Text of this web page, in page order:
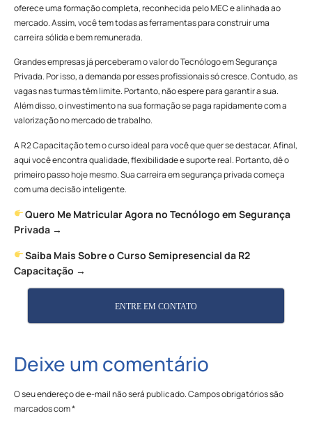
oferece uma formação completa, reconhecida pelo MEC e alinhada ao
mercado. Assim, você tem todas as ferramentas para construir uma
carreira sólida e bem remunerada.
Grandes empresas já perceberam o valor do Tecnólogo em Segurança
Privada. Por isso, a demanda por esses profissionais só cresce. Contudo, as
vagas nas turmas têm limite. Portanto, não espere para garantir a sua.
Além disso, o investimento na sua formação se paga rapidamente com a
valorização no mercado de trabalho.
A R2 Capacitação tem o curso ideal para você que quer se destacar. Afinal,
aqui você encontra qualidade, flexibilidade e suporte real. Portanto, dê o
primeiro passo hoje mesmo. Sua carreira em segurança privada começa
com uma decisão inteligente.
Quero Me Matricular Agora no Tecnólogo em Segurança
Privada →
Saiba Mais Sobre o Curso Semipresencial da R2
Capacitação →
ENTRE EM CONTATO
Deixe um comentário
O seu endereço de e-mail não será publicado.Campos obrigatórios são
marcados com*